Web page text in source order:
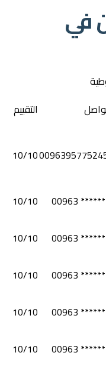
في
التقييم
10/10
********
10/10
********
10/10
********
10/10
********
10/10
********
10/10